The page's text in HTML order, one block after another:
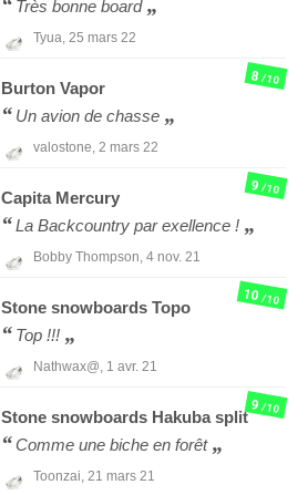
Très bonne board
Tyua, 25 mars 22
Burton Vapor
Un avion de chasse
valostone, 2 mars 22
8/10
Capita Mercury
La Backcountry par exellence !
Bobby Thompson, 4 nov. 21
9/10
Stone snowboards Topo
Top !!!
Nathwax@, 1 avr. 21
10/10
Stone snowboards Hakuba split
Comme une biche en forêt
Toonzai, 21 mars 21
9/10